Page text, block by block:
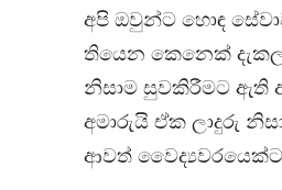
අපි ඔවුන්ට හොඳ
තියෙන කෙනෙක්
නිසාම සුවකිරීමට ඇති
අමාරුයි ඒක ලාදුරු
ආවත් වෛද්‍යවරයෙක්ට